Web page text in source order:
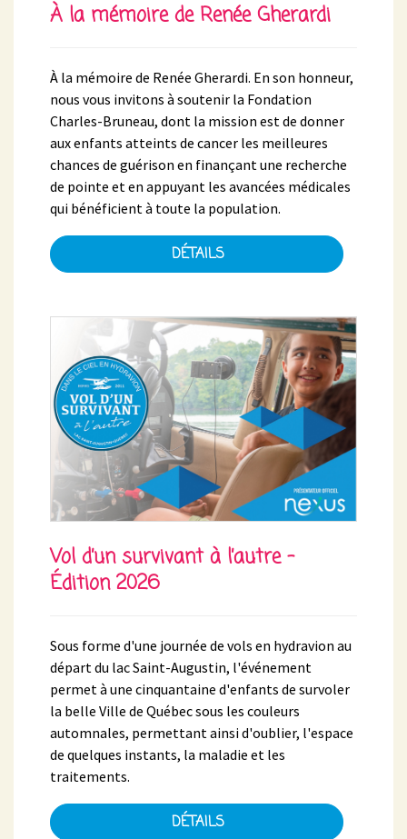
À la mémoire de Renée Gherardi
À la mémoire de Renée Gherardi. En son honneur,
nous vous invitons à soutenir la Fondation
Charles-Bruneau, dont la mission est de donner
aux enfants atteints de cancer les meilleures
chances de guérison en finançant une recherche
de pointe et en appuyant les avancées médicales
qui bénéficient à toute la population.
DÉTAILS
Vol d’un survivant à l’autre -
Édition 2026
Sous forme d'une journée de vols en hydravion au
départ du lac Saint-Augustin, l'événement
permet à une cinquantaine d'enfants de survoler
la belle Ville de Québec sous les couleurs
automnales, permettant ainsi d'oublier, l'espace
de quelques instants, la maladie et les
traitements.
DÉTAILS